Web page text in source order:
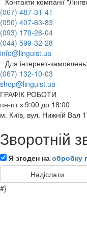
(067) 487-31-41
(050) 407-63-83
(093) 170-26-04
(044) 599-32-28
info@linguist.ua
Для інтернет-замовлень:
(067) 132-10-03
shop@linguist.ua
ГРАФІК РОБОТИ
пн-пт з 9:00 до 18:00
м. Київ, вул. Нижній Вал
Зворотній
Я згоден на обробку
#}